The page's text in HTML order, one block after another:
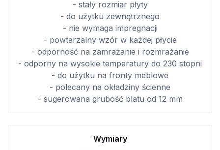
- stały rozmiar płyty
- do użytku zewnętrznego
- nie wymaga impregnacji
- powtarzalny wzór w każdej płycie
- odporność na zamrażanie i rozmrażanie
- odporny na wysokie temperatury do 230 stopni
- do użytku na fronty meblowe
- polecany na okładziny ścienne
- sugerowana grubość blatu od 12 mm
Wymiary